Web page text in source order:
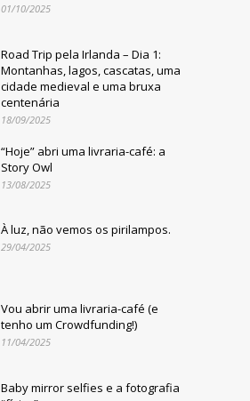
01/10/2025
Road Trip pela Irlanda – Dia 1:
Montanhas, lagos, cascatas, uma
cidade medieval e uma bruxa
centenária
18/09/2025
“Hoje” abri uma livraria-café: a
Story Owl
13/08/2025
À luz, não vemos os pirilampos.
29/04/2025
Vou abrir uma livraria-café (e
tenho um Crowdfunding!)
11/04/2025
Baby mirror selfies e a fotografia